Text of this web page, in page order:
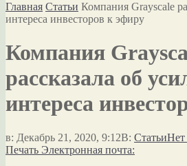
Главная Статьи Компания Grayscale
интереса инвесторов к эфиру
Компания
рассказала об
интереса
в: Декабрь 21, 2020, 9:12В: СтатьиНет
Печать Электронная почта: